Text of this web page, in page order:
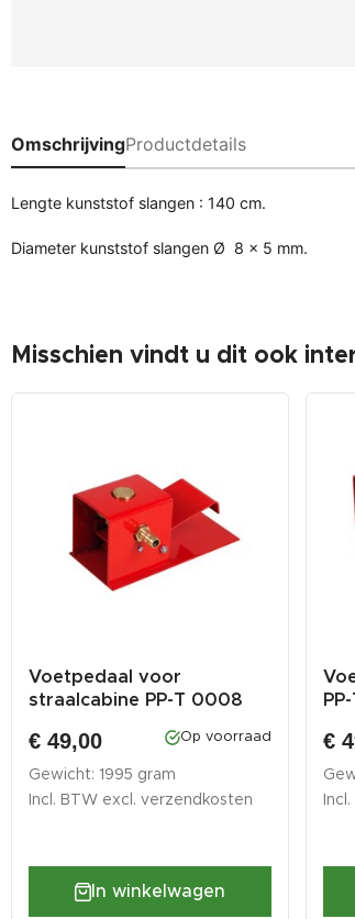
OmschrijvingProductdetails
Lengte kunststof slangen : 140 cm.
Diameter kunststof slangen Ø 8 x 5 mm.
Misschien vindt u dit ook
Voetpedaal voor
straalcabine PP-T 0008
€ 49,00 Op voorraad
Gewicht: 1995 gram
Incl. BTW excl. verzendkosten
In winkelwagen
€